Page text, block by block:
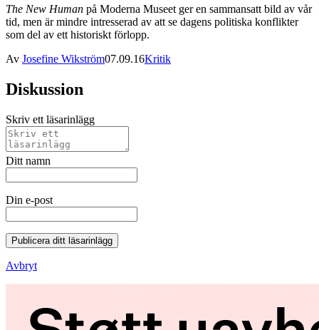
The New Human på Moderna Museet ger en sammansatt bild av vår
tid, men är mindre intresserad av att se dagens politiska konflikter
som del av ett historiskt förlopp.
Av Josefine Wikström07.09.16Kritik
Diskussion
Skriv ett läsarinlägg
Ditt namn
Din e-post
Publicera ditt läsarinlägg
Avbryt